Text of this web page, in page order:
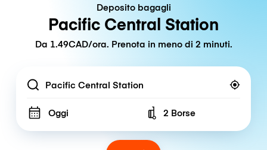
Deposito bagagli
Pacific Central Station
Da 1.49CAD/ora. Prenota in meno di 2 minuti.
Location
Oggi Number of bags
2 Borse